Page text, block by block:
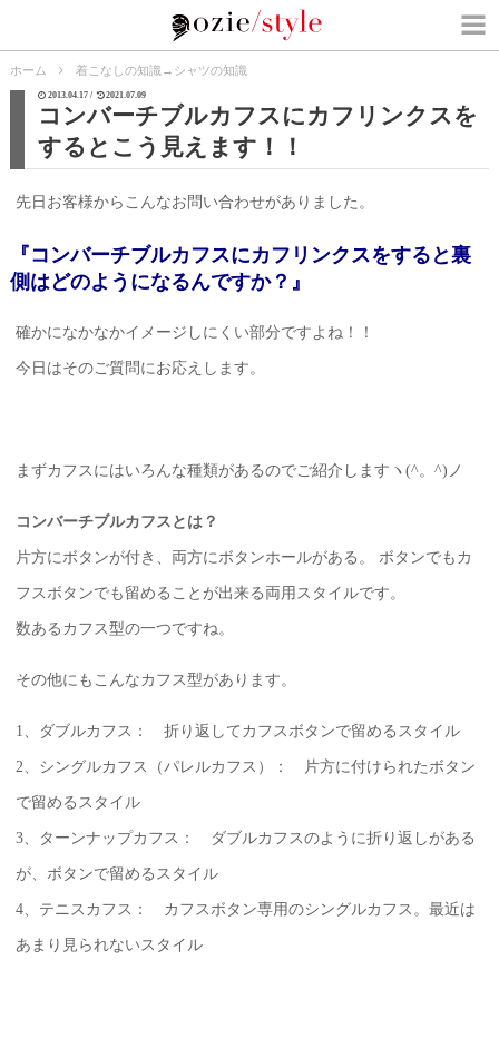
ホーム 着こなしの知識 → シャツの知識
2013.04.17 / 2021.07.09
コンバーチブルカフスにカフリンクスを
するとこう見えます！！
先日お客様からこんなお問い合わせがありました。
『コンバーチブルカフスにカフリンクスをすると裏
側はどのようになるんですか？』
確かになかなかイメージしにくい部分ですよね！！
今日はそのご質問にお応えします。
まずカフスにはいろんな種類があるのでご紹介しますヽ(^。^)ノ
コンバーチブルカフスとは？
片方にボタンが付き、両方にボタンホールがある。 ボタンでもカ
フスボタンでも留めることが出来る両用スタイルです。
数あるカフス型の一つですね。
その他にもこんなカフス型があります。
1、ダブルカフス： 折り返してカフスボタンで留めるスタイル
2、シングルカフス（パレルカフス）： 片方に付けられたボタン
で留めるスタイル
3、ターンナップカフス： ダブルカフスのように折り返しがある
が、ボタンで留めるスタイル
4、テニスカフス： カフスボタン専用のシングルカフス。最近は
あまり見られないスタイル